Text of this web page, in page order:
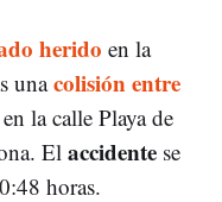
herido en la
unacolisión entre
en la calle Playa de
El accidente se
horas.